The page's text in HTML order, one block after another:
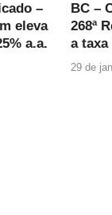
–
eleva
a.a.
BC –
268ª
a taxa
29 de